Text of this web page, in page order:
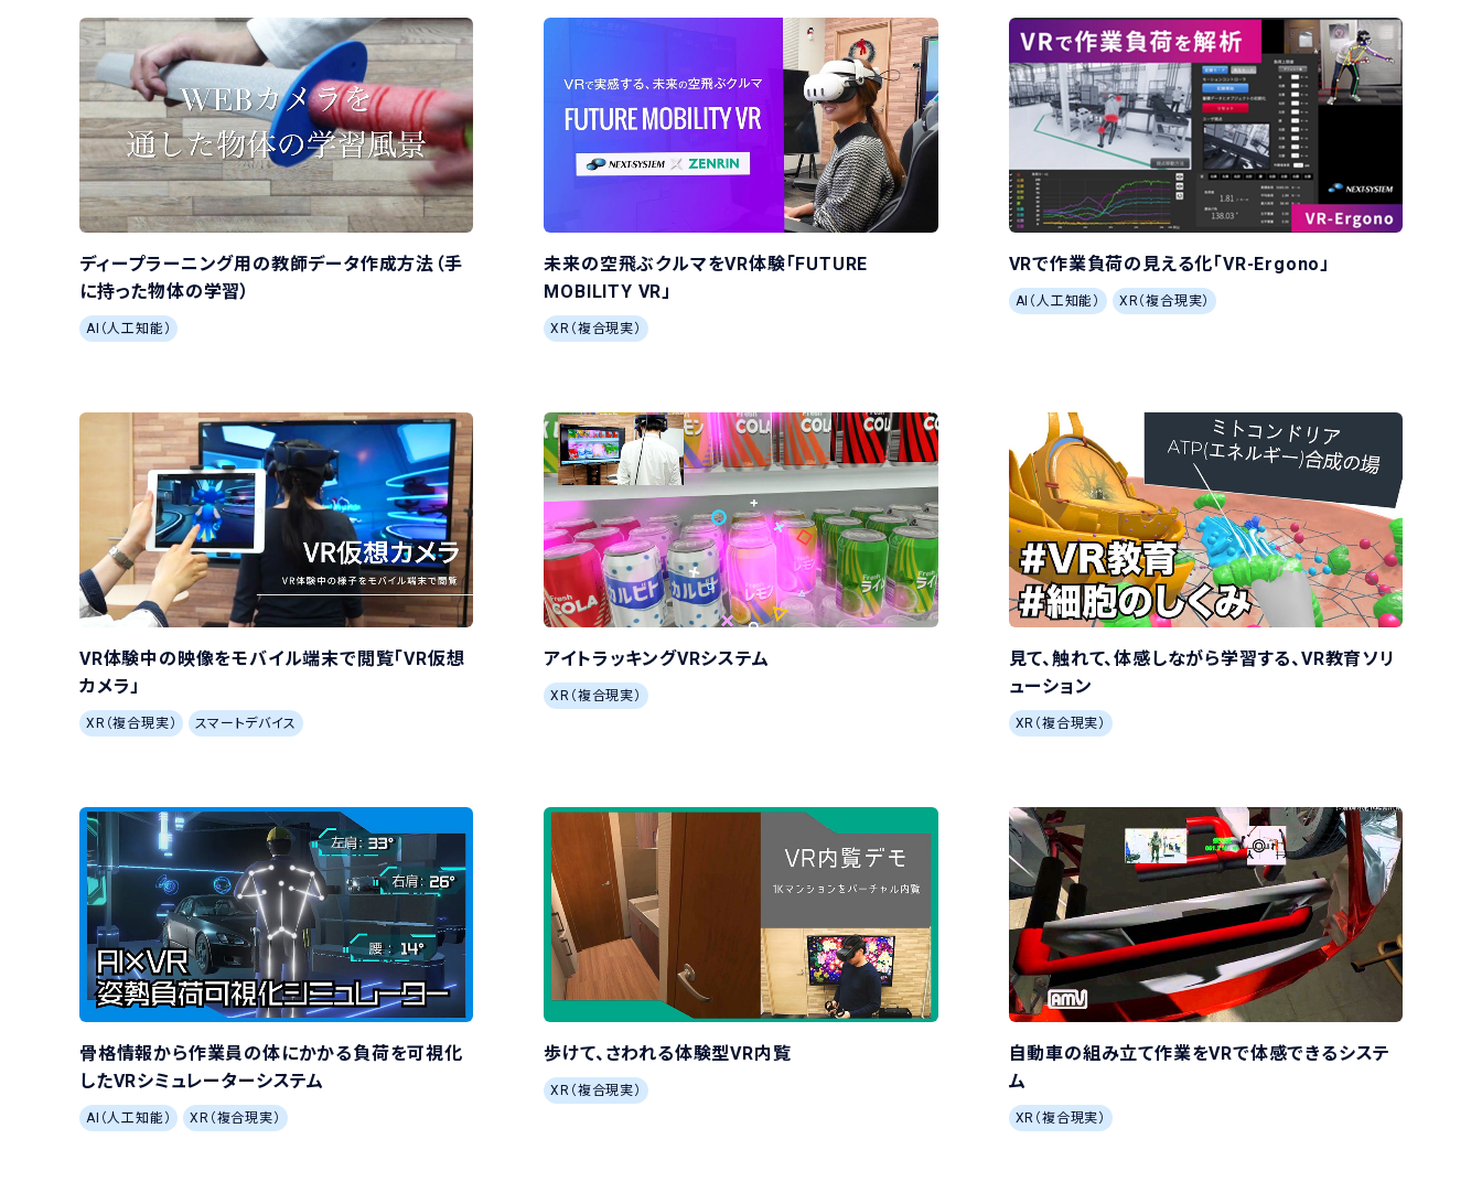
ディープラーニング用の教師データ作成方法（手
に持った物体の学習）
AI（人工知能）
未来の空飛ぶクルマをVR体験「FUTURE
MOBILITY VR」
XR（複合現実）
VRで作業負荷の見える化「VR-Ergono」
AI（人工知能） XR（複合現実）
VR体験中の映像をモバイル端末で閲覧「VR仮想
カメラ」
XR（複合現実） スマートデバイス
アイトラッキングVRシステム
XR（複合現実）
見て、触れて、体感しながら学習する、VR教育ソリ
ューション
XR（複合現実）
骨格情報から作業員の体にかかる負荷を可視化
したVRシミュレーターシステム
AI（人工知能） XR（複合現実）
歩けて、さわれる体験型VR内覧
XR（複合現実）
自動車の組み立て作業をVRで体感できるシステ
ム
XR（複合現実）